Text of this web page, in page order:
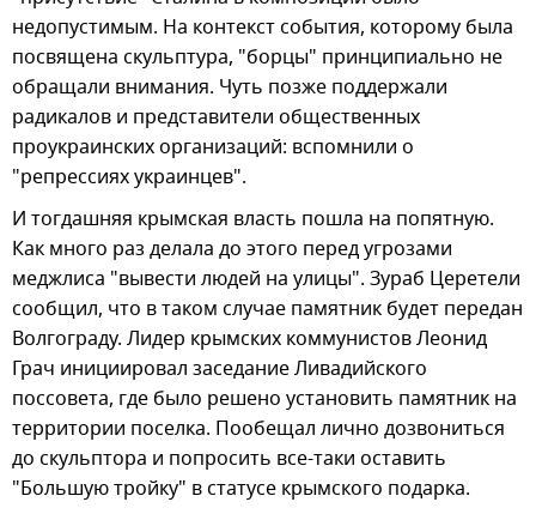
недопустимым. На контекст события, которому была
посвящена скульптура, "борцы" принципиально не
обращали внимания. Чуть позже поддержали
радикалов и представители общественных
проукраинских организаций: вспомнили о
"репрессиях украинцев".
И тогдашняя крымская власть пошла на попятную.
Как много раз делала до этого перед угрозами
меджлиса "вывести людей на улицы". Зураб Церетели
сообщил, что в таком случае памятник будет передан
Волгограду. Лидер крымских коммунистов Леонид
Грач инициировал заседание Ливадийского
поссовета, где было решено установить памятник на
территории поселка. Пообещал лично дозвониться
до скульптора и попросить все-таки оставить
"Большую тройку" в статусе крымского подарка.